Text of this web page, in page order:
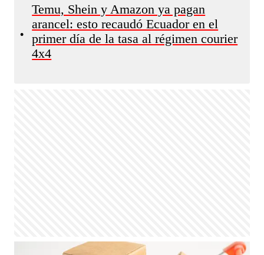
•
Temu, Shein y Amazon ya pagan
arancel: esto recaudó Ecuador en el
primer día de la tasa al régimen courier
4x4